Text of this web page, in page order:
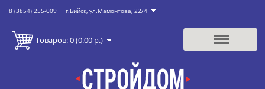
8 (3854) 255-009 г.Бийск, ул.Мамонтова, 22/4
Товаров: 0 (0.00 р.)